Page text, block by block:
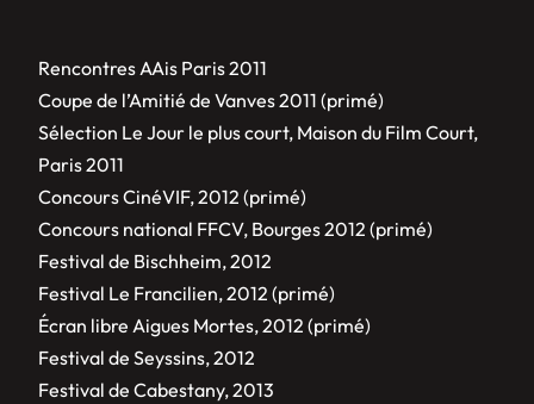
Rencontres AAis Paris 2011
Coupe de l’Amitié de Vanves 2011 (primé)
Sélection Le Jour le plus court, Maison du Film Court,
Paris 2011
Concours CinéVIF, 2012 (primé)
Concours national FFCV, Bourges 2012 (primé)
Festival de Bischheim, 2012
Festival Le Francilien, 2012 (primé)
Écran libre Aigues Mortes, 2012 (primé)
Festival de Seyssins, 2012
Festival de Cabestany, 2013